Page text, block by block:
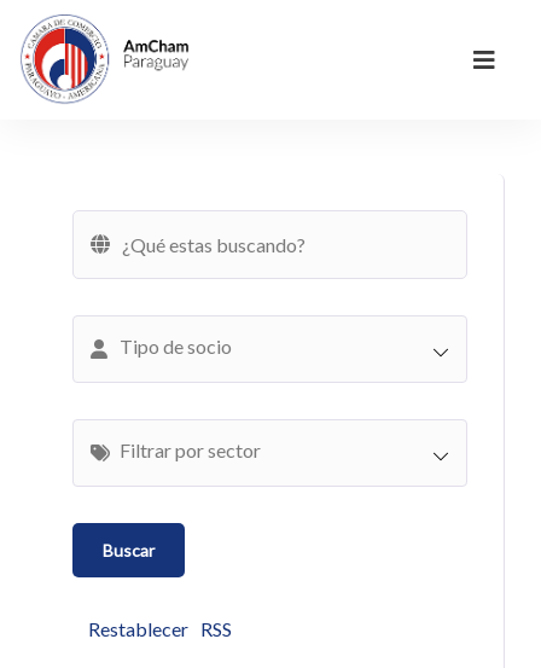
Tipo de socio
Filtrar por sector
Restablecer RSS